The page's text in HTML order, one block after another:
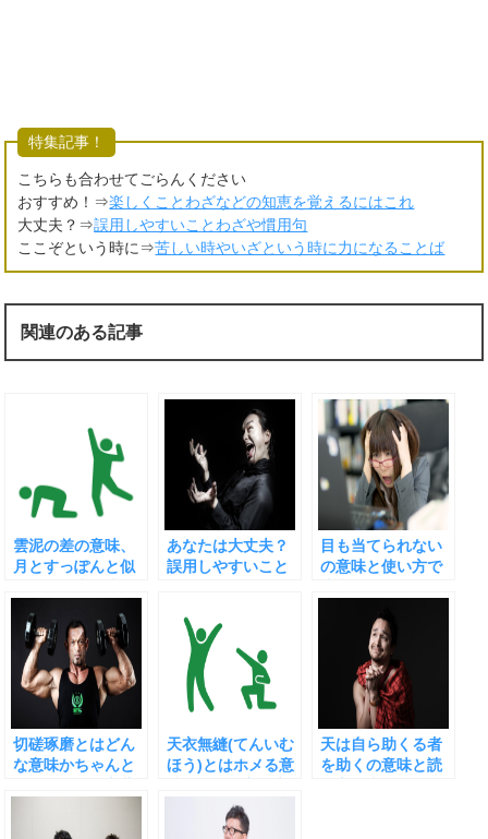
特集記事！
こちらも合わせてごらんください
おすすめ！⇒楽しくことわざなどの知恵を覚えるにはこれ
大丈夫？⇒誤用しやすいことわざや慣用句
ここぞという時に⇒苦しい時やいざという時に力になることば
関連のある記事
雲泥の差の意味、
月とすっぽんと似
あなたは大丈夫？
誤用しやすいこと
目も当てられない
の意味と使い方で
切磋琢磨とはどん
な意味かちゃんと
天衣無縫(てんいむ
ほう)とはホメる意
天は自ら助くる者
を助くの意味と読